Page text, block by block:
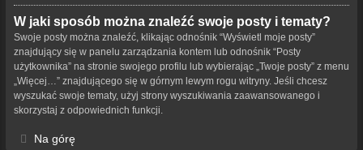
W jaki sposób można znaleźć swoje posty i tematy?
Swoje posty można znaleźć, klikając odnośnik “Wyświetl moje posty”
znajdujący się w panelu zarządzania kontem lub odnośnik “Posty
użytkownika” na stronie swojego profilu lub wybierając „Twoje posty” z menu
„Więcej…” znajdującego się w górnym lewym rogu witryny. Jeśli chcesz
wyszukać swoje tematy, użyj strony wyszukiwania zaawansowanego i
skorzystaj z odpowiednich funkcji.
Na górę